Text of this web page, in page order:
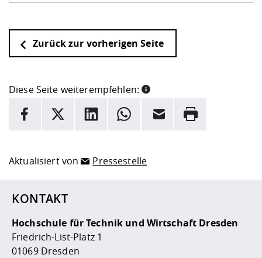
Zurück zur vorherigen Seite
Diese Seite weiterempfehlen:
INFORMATION
Facebook
X LinkedInWhatsappE-Mail Drucken
Aktualisiert von Pressestelle
KONTAKT
Hochschule für Technik und Wirtschaft Dresden
Friedrich-List-Platz 1
01069 Dresden